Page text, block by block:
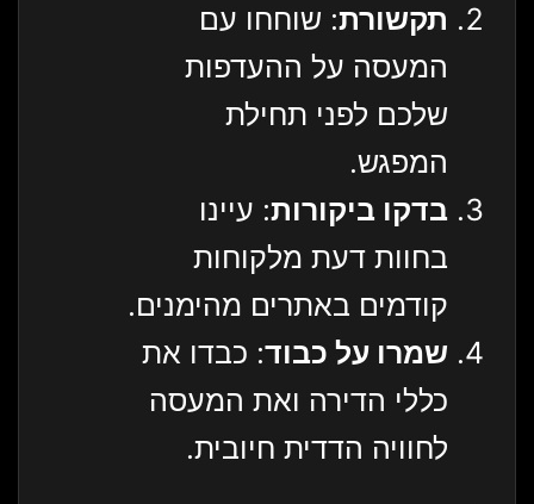
תקשורת: שוחחו עם
המעסה על ההעדפות
שלכם לפני תחילת
המפגש.
בדקו ביקורות: עיינו
בחוות דעת מלקוחות
קודמים באתרים מהימנים.
שמרו על כבוד: כבדו את
כללי הדירה ואת המעסה
לחוויה הדדית חיובית.